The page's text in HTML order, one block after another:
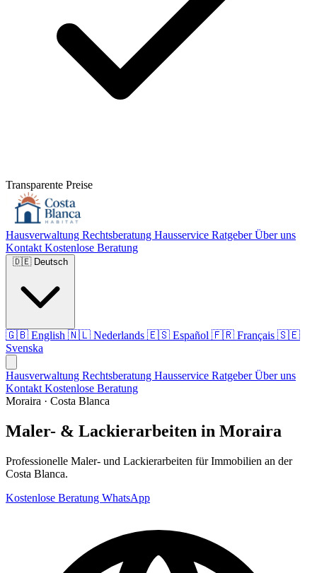
Transparente Preise
Hausverwaltung Rechtsberatung Hausservice RatgeberÜber uns
Kontakt Kostenlose Beratung
🇩🇪 Deutsch
🇬🇧 English 🇳🇱 Nederlands 🇪🇸 Español 🇫🇷 Français 🇸🇪
Svenska
Hausverwaltung Rechtsberatung Hausservice RatgeberÜber uns
Kontakt Kostenlose Beratung
Moraira · Costa Blanca
Maler- & Lackierarbeiten in Moraira
Professionelle Maler- und Lackierarbeiten für Immobilien an der
Costa Blanca.
Kostenlose Beratung WhatsApp